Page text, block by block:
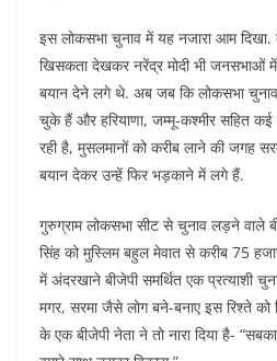
इस लोकसभा चुनाव में यह नजारा आम दिखा.
खिसकता देखकर नरेंद्र मोदी भी जनसभाओं
बयान देने लगे थे. अब जब कि लोकसभा चुनाव
चुके हैं और हरियाणा, जम्मू-कश्मीर सहित कई
रही है, मुसलमानों को करीब लाने की जगह
बयान देकर उन्हें फिर भड़काने में लगे हैं.
गुरुग्राम लोकसभा सीट से चुनाव लड़ने वाले
सिंह को मुस्लिम बहुल मेवात से करीब 75
में अंदरखाने बीजेपी समर्थित एक प्रत्याशी
मगर, सरमा जैसे लोग बने-बनाए इस रिश्ते को
के एक बीजेपी नेता ने तो नारा दिया है-